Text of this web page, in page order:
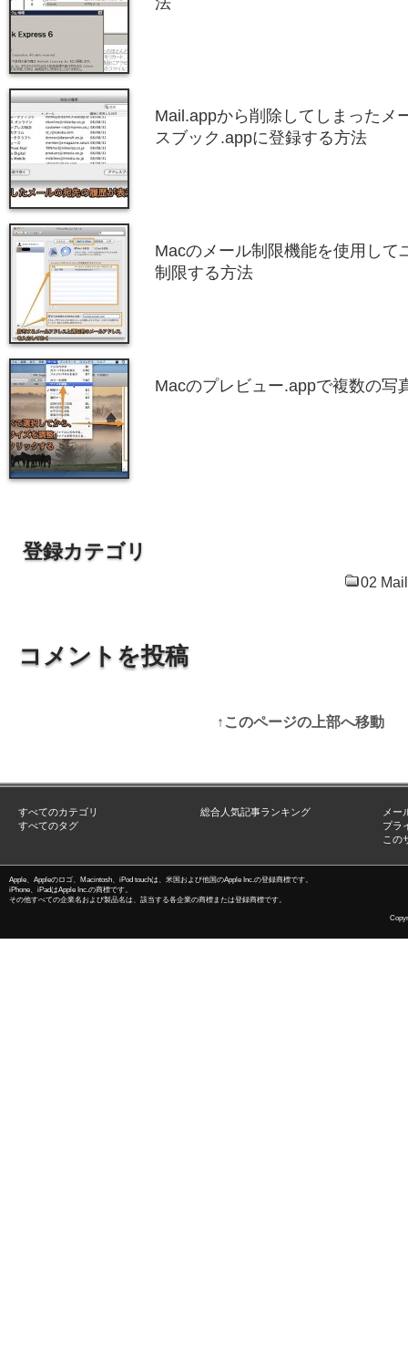
Mail.appから削除してしまったメ
スブック.appに登録する方法
Macのメール制限機能を使用して
制限する方法
Macのプレビュー.appで複数の写
登録カテゴリ
02
コメントを投稿
↑このページの上部へ移動
すべてのカテゴリ
すべてのタグ
総合人気記事ランキング
メー
プラ
この
Apple、Appleのロゴ、Macintosh、iPod touchは、米国および他国のApple Inc.の登録商標です。
iPhone、iPadはApple Inc.の商標です。
その他すべての企業名および製品名は、該当する各企業の商標または登録商標です。